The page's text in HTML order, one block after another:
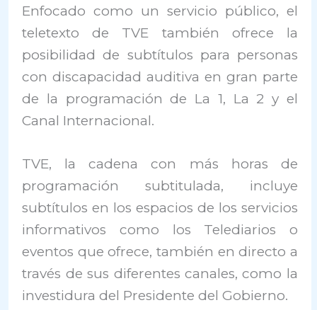
Enfocado como un servicio público, el
teletexto de TVE también ofrece la
posibilidad de subtítulos para personas
con discapacidad auditiva en gran parte
de la programación de La 1, La 2 y el
Canal Internacional.
TVE, la cadena con más horas de
programación subtitulada, incluye
subtítulos en los espacios de los servicios
informativos como los Telediarios o
eventos que ofrece, también en directo a
través de sus diferentes canales, como la
investidura del Presidente del Gobierno.